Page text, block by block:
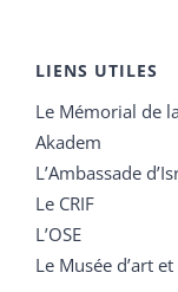
LIENS UTILES
Le Mémorial de
Akadem
L’Ambassade
Le CRIF
L’OSE
Le Musée d’art